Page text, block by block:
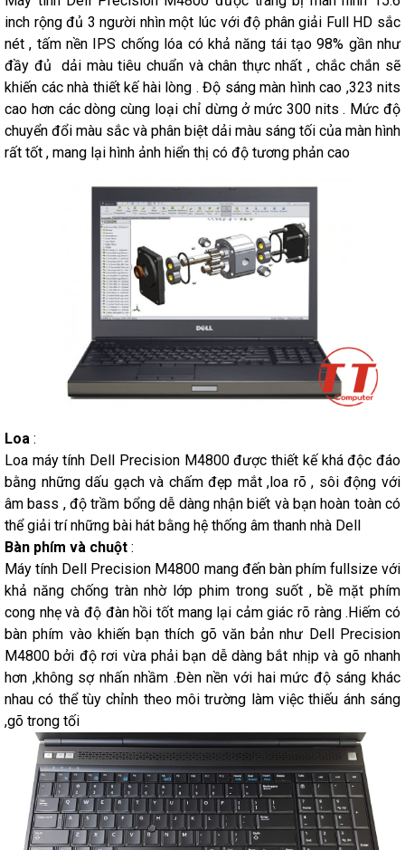
inch rộng đủ 3 người nhìn một lúc với độ phân giải Full HD sắc
nét , tấm nền IPS chống lóa có khả năng tái tạo 98% gần như
đầy đủ dải màu tiêu chuẩn và chân thực nhất , chắc chắn sẽ
khiến các nhà thiết kế hài lòng . Độ sáng màn hình cao ,323 nits
cao hơn các dòng cùng loại chỉ dừng ở mức 300 nits . Mức độ
chuyển đổi màu sắc và phân biệt dải màu sáng tối của màn hình
rất tốt , mang lại hình ảnh hiển thị có độ tương phản cao
Loa :
Loa máy tính Dell Precision M4800 được thiết kế khá độc đáo
bằng những dấu gạch và chấm đẹp mắt ,loa rõ , sôi động với
âm bass , độ trầm bổng dễ dàng nhận biết và bạn hoàn toàn có
thể giải trí những bài hát bằng hệ thống âm thanh nhà Dell
Bàn phím và chuột :
Máy tính Dell Precision M4800 mang đến bàn phím fullsize với
khả năng chống tràn nhờ lớp phim trong suốt , bề mặt phím
cong nhẹ và độ đàn hồi tốt mang lại cảm giác rõ ràng .Hiếm có
bàn phím vào khiến bạn thích gõ văn bản như Dell Precision
M4800 bởi độ rơi vừa phải bạn dễ dàng bắt nhịp và gõ nhanh
hơn ,không sợ nhấn nhầm .Đèn nền với hai mức độ sáng khác
nhau có thể tùy chỉnh theo môi trường làm việc thiếu ánh sáng
,gõ trong tối